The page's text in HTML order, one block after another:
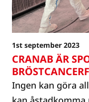
1st september 2023
CRANAB ÄR
OKTOBER 2023”
Ingen kan göra